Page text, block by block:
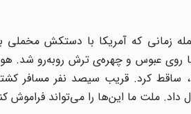
جمله زمانی که آمریکا با دستکش
با روی عبوس و چهره‌ی ترش روبه‌رو شد.
ساقط کرد. قریب سیصد نفر مسافر
ملت ما این‌ها را می‌تواند فراموش